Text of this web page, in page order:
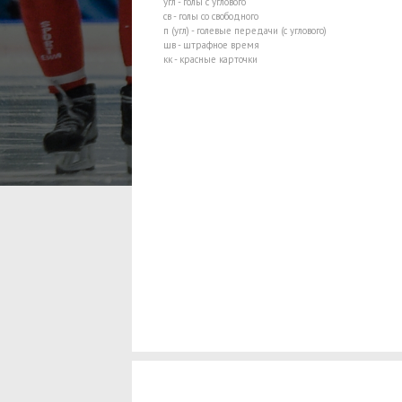
св - голы со свободного
п (угл) - голевые передачи (с углового)
шв - штрафное время
кк - красные карточки